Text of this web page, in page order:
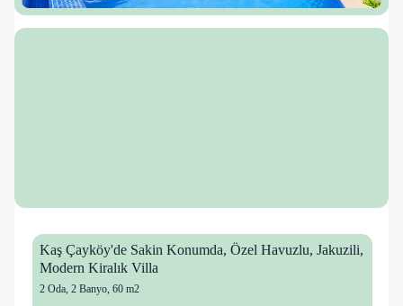
Kaş Çayköy'de Sakin Konumda, Özel Havuzlu, Jakuzili,
Modern Kiralık Villa
2 Oda, 2 Banyo, 60 m2